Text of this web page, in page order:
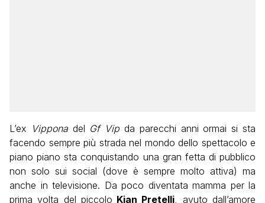
L’ex Vipponadel Gf Vip da parecchi anni ormai si sta
facendo sempre più strada nel mondo dello spettacolo e
piano piano sta conquistando una gran fetta di pubblico
non solo sui social (dove è sempre molto attiva) ma
anche in televisione. Da poco diventata mamma per la
prima volta del piccolo Kian Pretelli , avuto dall’amore